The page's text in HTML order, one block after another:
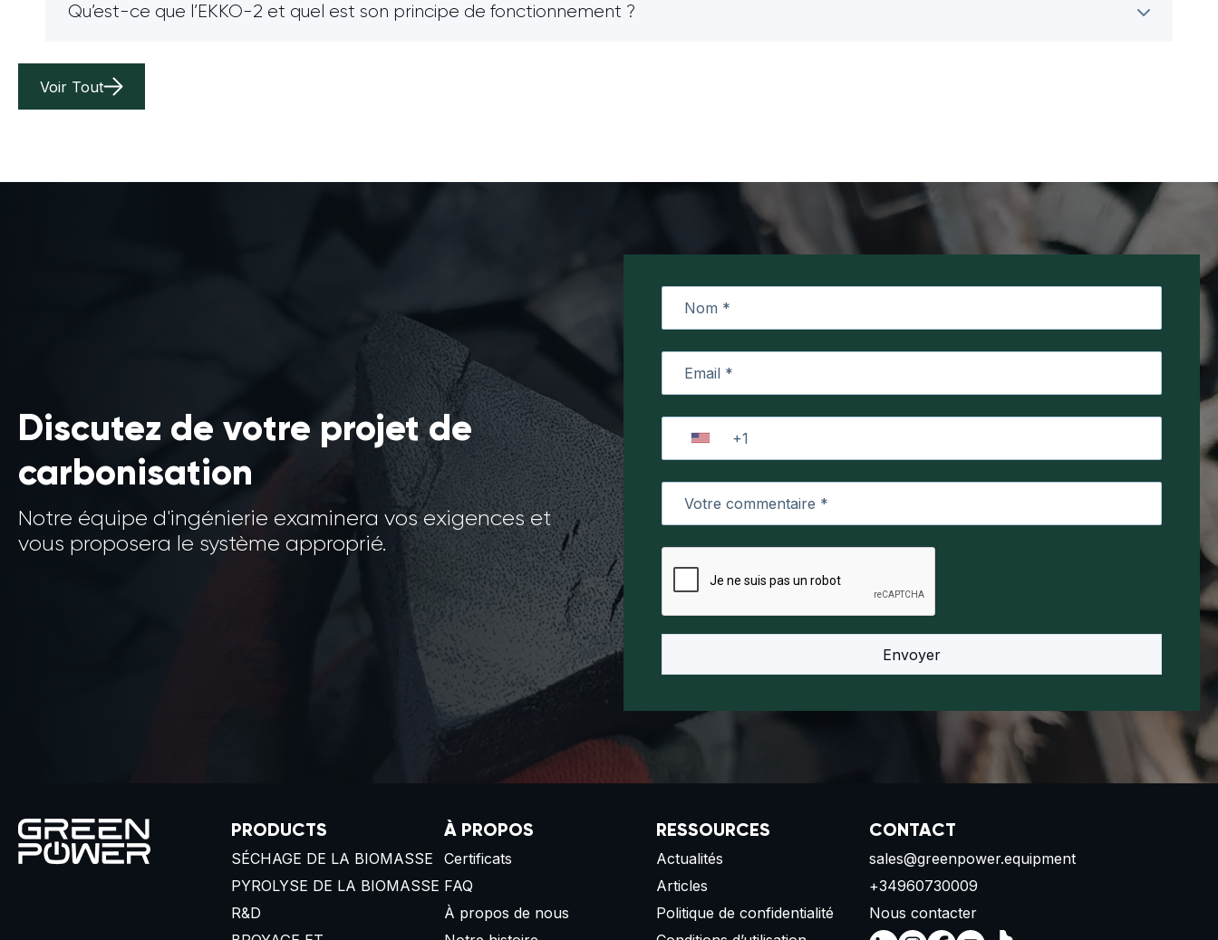
Qu’est-ce que l’EKKO-2 et quel est son principe de fonctionnement ?
Voir Tout
Discutez de votre projet de
carbonisation
Notre équipe d'ingénierie examinera vos exigences et
vous proposera le système approprié.
PRODUCTS
SÉCHAGE DE LA BIOMASSE
PYROLYSE DE LA BIOMASSE
R&D
À PROPOS
Certificats
FAQ
À propos de nous
RESSOURCES
Actualités
Articles
Politique de confidentialité
CONTACT
sales@greenpower.equipment
+34960730009
Nous contacter